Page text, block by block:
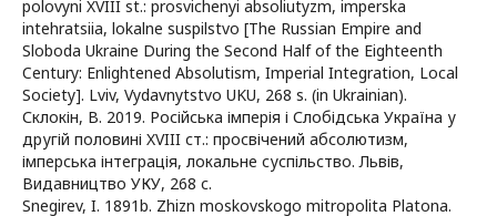
polovyni XVIII st.: prosvichenyi absoliutyzm, imperska
intehratsiia, lokalne suspilstvo [The Russian Empire and
Sloboda Ukraine During the Second Half of the Eighteenth
Century: Enlightened Absolutism, Imperial Integration, Local
Society]. Lviv, Vydavnytstvo UKU, 268 s. (in Ukrainian).
Склокін, В. 2019. Російська імперія і Слобідська Україна у
другій половині XVIII ст.: просвічений абсолютизм,
імперська інтеграція, локальне суспільство. Львів,
Видавництво УКУ, 268 с.
Snegirev, I. 1891b. Zhizn moskovskogo mitropolita Platona.